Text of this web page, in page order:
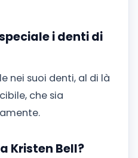
i denti di
nei suoi denti, al di là
che sia
Kristen Bell?